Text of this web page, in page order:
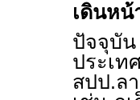
เดินหน้
ปัจจุบัน
ประเท
สปป.ล